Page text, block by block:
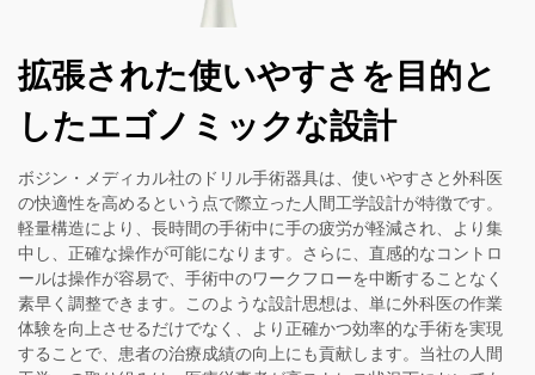
拡張された使いやすさを目的と
したエゴノミックな設計
ボジン・メディカル社のドリル手術器具は、使いやすさと外科医
の快適性を高めるという点で際立った人間工学設計が特徴です。
軽量構造により、長時間の手術中に手の疲労が軽減され、より集
中し、正確な操作が可能になります。さらに、直感的なコントロ
ールは操作が容易で、手術中のワークフローを中断することなく
素早く調整できます。このような設計思想は、単に外科医の作業
体験を向上させるだけでなく、より正確かつ効率的な手術を実現
することで、患者の治療成績の向上にも貢献します。当社の人間